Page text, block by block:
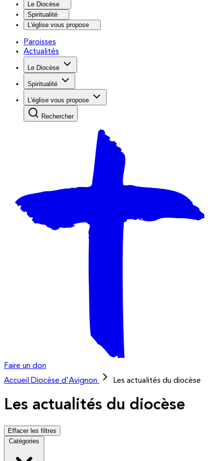
Le Diocèse
Spiritualité
L'église vous propose
Paroisses
Actualités
Le Diocèse
Spiritualité
L'église vous propose
Rechercher
Faire un don
Accueil
Diocèse d'Avignon Les actualités du diocèse
Les actualités du diocèse
Effacer les filtres
Catégories